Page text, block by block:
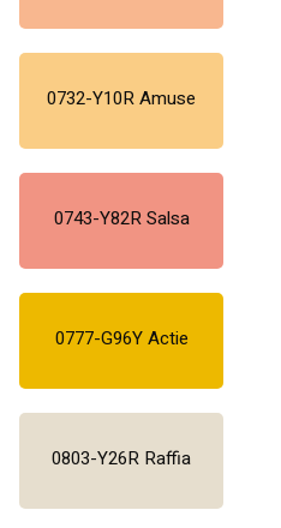
0732-Y10R Amuse
0743-Y82R Salsa
0777-G96Y Actie
0803-Y26R Raffia